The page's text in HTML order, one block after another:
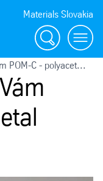
Materials Slovakia
Vyhľadávanie
Menu
POM-C - polyacet...